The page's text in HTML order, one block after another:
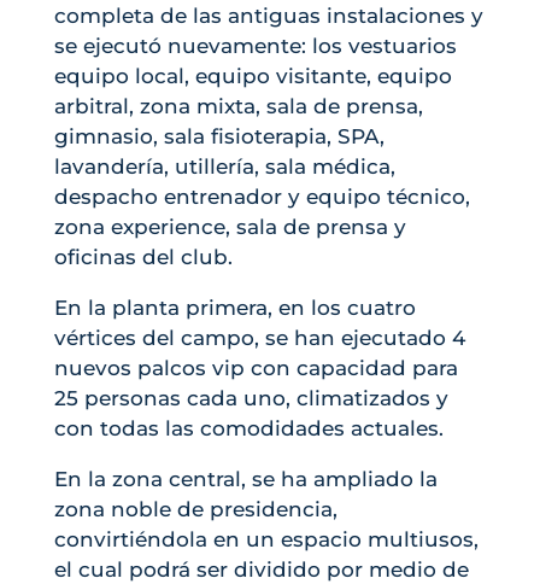
completa de las antiguas instalaciones y
se ejecutó nuevamente: los vestuarios
equipo local, equipo visitante, equipo
arbitral, zona mixta, sala de prensa,
gimnasio, sala fisioterapia, SPA,
lavandería, utillería, sala médica,
despacho entrenador y equipo técnico,
zona experience, sala de prensa y
oficinas del club.
En la planta primera, en los cuatro
vértices del campo, se han ejecutado 4
nuevos palcos vip con capacidad para
25 personas cada uno, climatizados y
con todas las comodidades actuales.
En la zona central, se ha ampliado la
zona noble de presidencia,
convirtiéndola en un espacio multiusos,
el cual podrá ser dividido por medio de